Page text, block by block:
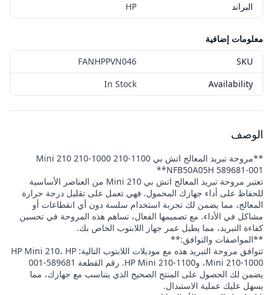
البراند
HP
معلومات إضافية
SKU
FANHPPVN046
Availability
In Stock
الوصف
**مروحة تبريد المعالج اتش بي Mini 210 210-1000 210-1100
NFB50A05H 589681-001**
تعتبر مروحة تبريد المعالج اتش بي Mini 210 من العناصر الأساسية
للحفاظ على أداء جهازك المحمول. فهي تعمل على تقليل درجة حرارة
المعالج، مما يضمن لك تجربة استخدام سلسة دون أي انقطاعات أو
مشاكل في الأداء. مع تصميمها الفعال، تساهم هذه المروحة في تحسين
كفاءة التبريد، مما يطيل عمر جهاز اللابتوب الخاص بك.
**المواصفات والتوافق:**
تتوافق مروحة التبريد هذه مع موديلات اللابتوب التالية: HP Mini 210، HP
Mini 210-1000، وHP Mini 210-1100. رقم القطعة 589681-001
يضمن لك الحصول على المنتج الصحيح الذي يتناسب مع جهازك، مما
يسهل عليك عملية الاستبدال.